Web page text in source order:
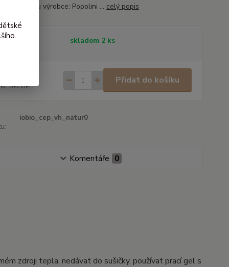
lanolinu výrobce: Popolini ... celý popis
skladem 2 ks
bez DPH
Přidat do košíku
iobio_cep_vh_natur0
Komentáře 0
zdroji tepla, nedávat do sušičky, používat prací gel s